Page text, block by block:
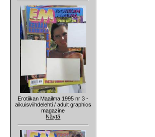
Erotiikan Maailma 1995 nr 3 -
aikuisviihdelehti / adult graphics
magazine
Näytä